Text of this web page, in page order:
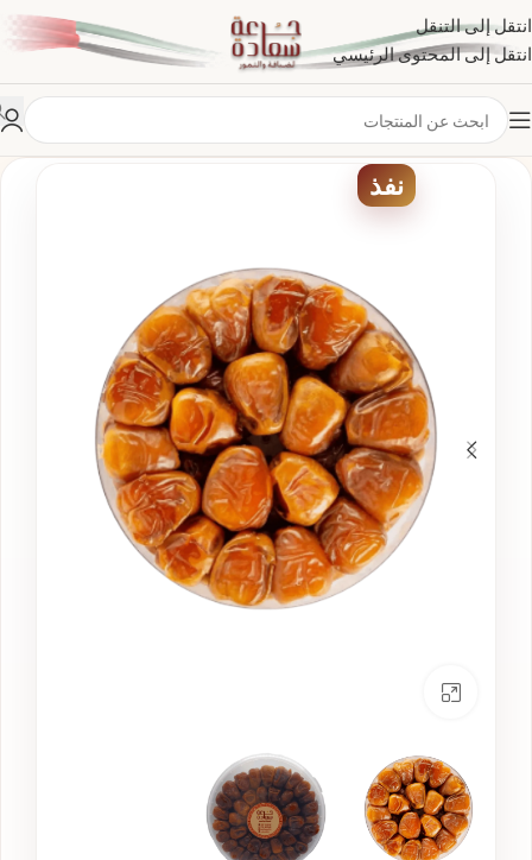
انتقل إلى التنقل
انتقل إلى المحتوى الرئيسي
نفذ